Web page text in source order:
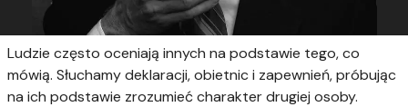
Ludzie często oceniają innych na podstawie tego, co
mówią. Słuchamy deklaracji, obietnic i zapewnień, próbując
na ich podstawie zrozumieć charakter drugiej osoby.